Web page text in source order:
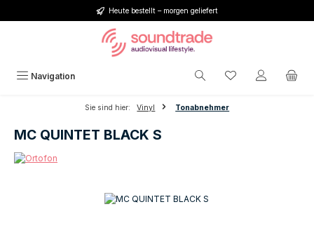
Zum Hauptinhalt springenHeute bestellt – morgen geliefert
Navigation Du hast 0
Sie sind hier: Vinyl Tonabnehmer
MC QUINTET BLACK S
Bildergalerie überspringen